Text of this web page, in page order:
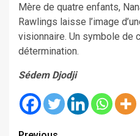
Mère de quatre enfants,
Rawlings laisse l’image
visionnaire. Un symbole de
détermination.
Sédem Djodji